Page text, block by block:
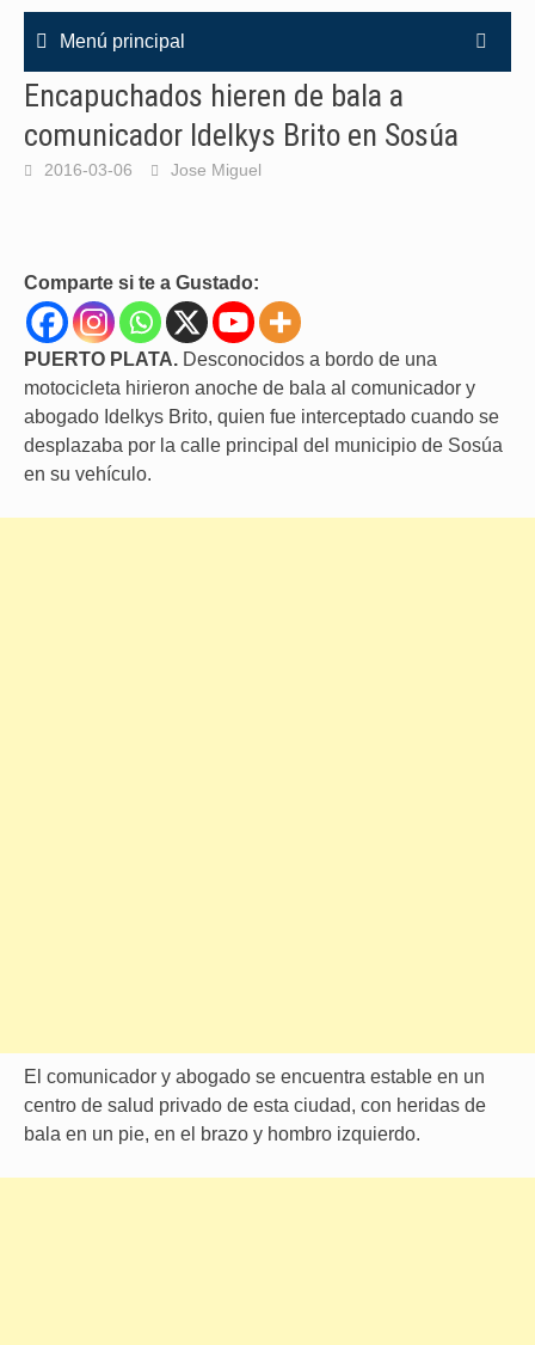
Menú principal
Encapuchados hieren de bala a
comunicador Idelkys Brito en Sosúa
2016-03-06 Jose Miguel
Comparte si te a Gustado:
PUERTO PLATA. Desconocidos a bordo de una
motocicleta hirieron anoche de bala al comunicador y
abogado Idelkys Brito, quien fue interceptado cuando se
desplazaba por la calle principal del municipio de Sosúa
en su vehículo.
El comunicador y abogado se encuentra estable en un
centro de salud privado de esta ciudad, con heridas de
bala en un pie, en el brazo y hombro izquierdo.